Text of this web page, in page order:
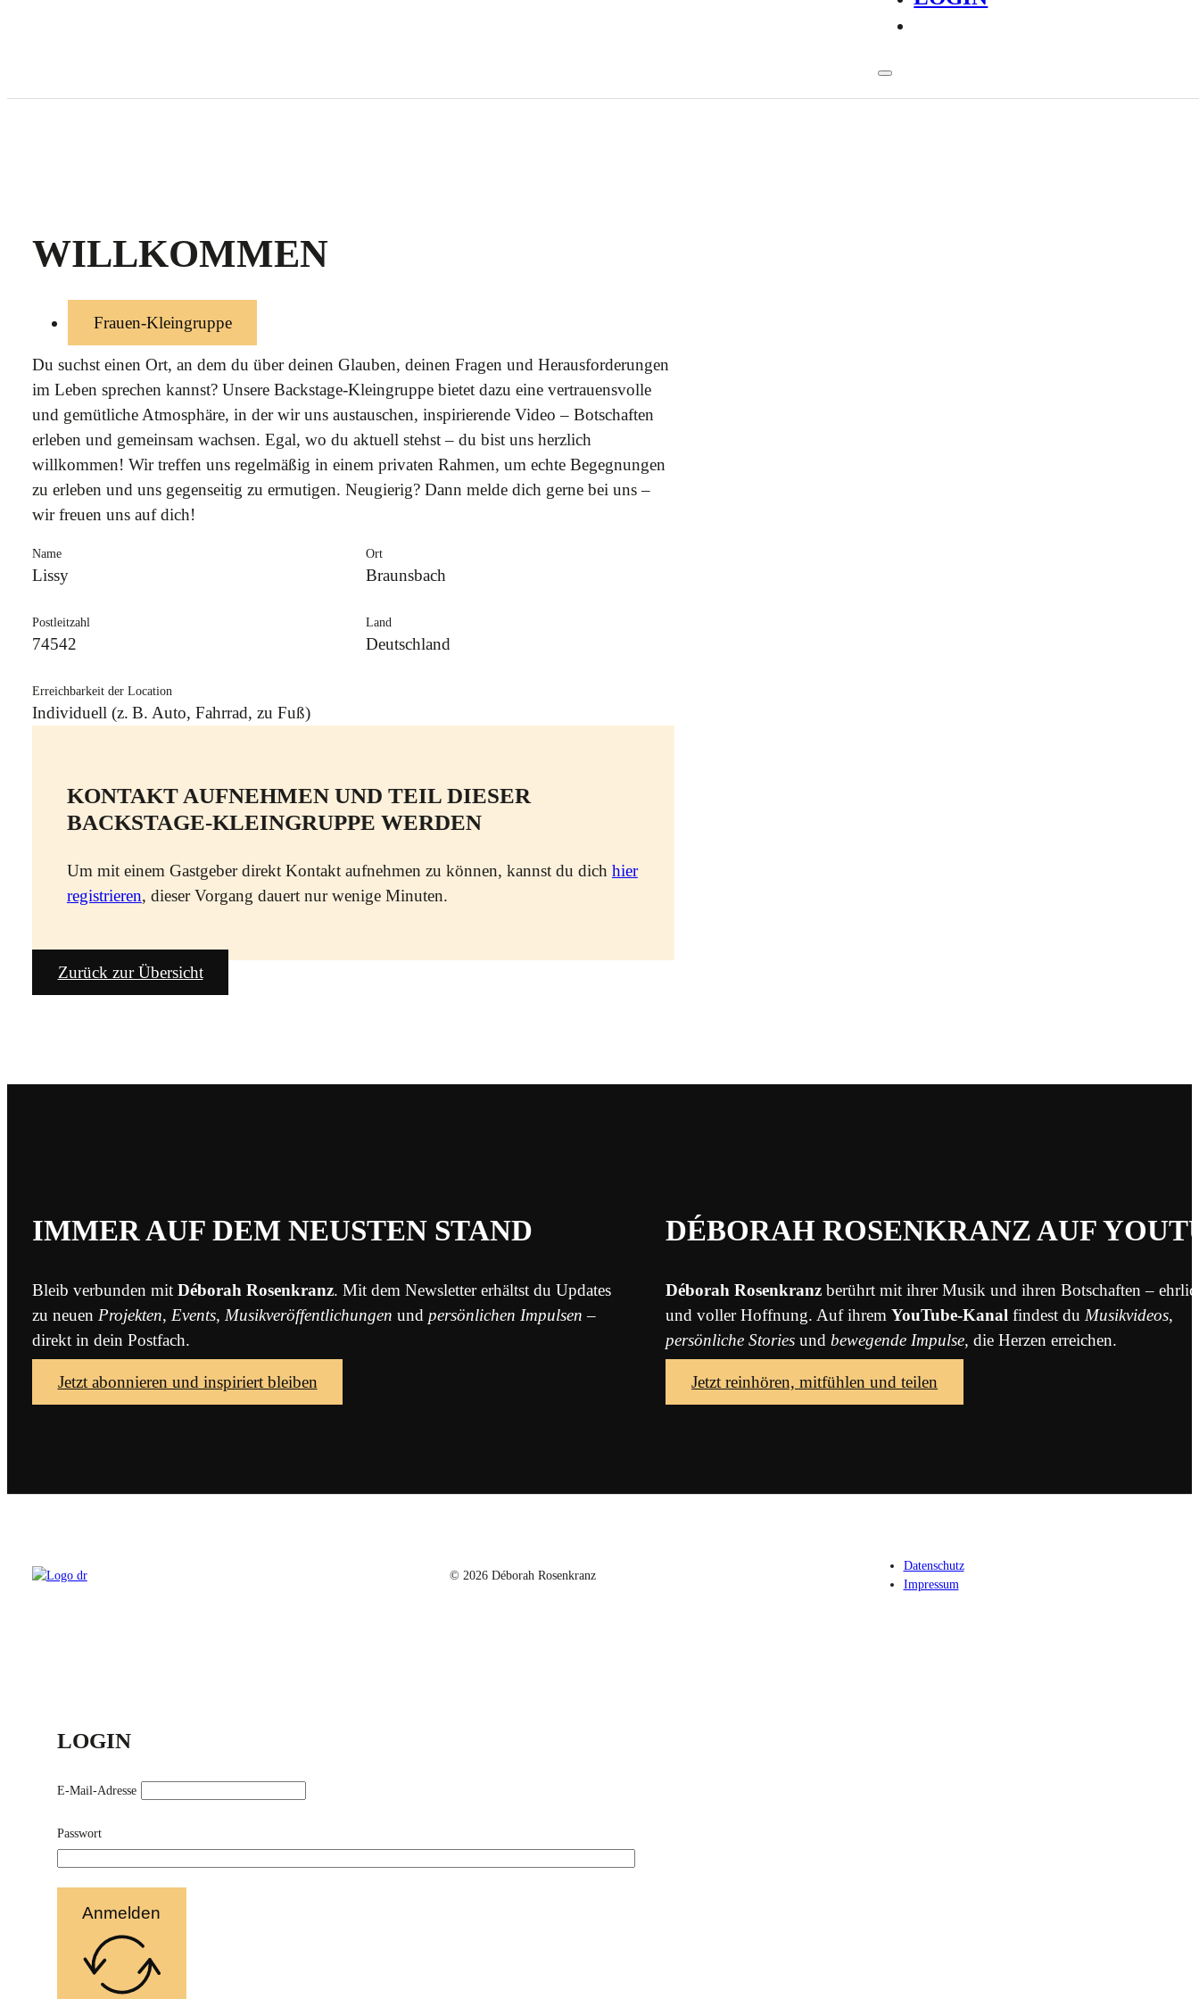
WILLKOMMEN
Frauen-Kleingruppe
Du suchst einen Ort, an dem du über deinen Glauben, deinen Fragen und Herausforderungen
im Leben sprechen kannst? Unsere Backstage-Kleingruppe bietet dazu eine vertrauensvolle
und gemütliche Atmosphäre, in der wir uns austauschen, inspirierende Video – Botschaften
erleben und gemeinsam wachsen. Egal, wo du aktuell stehst – du bist uns herzlich
willkommen! Wir treffen uns regelmäßig in einem privaten Rahmen, um echte Begegnungen
zu erleben und uns gegenseitig zu ermutigen. Neugierig? Dann melde dich gerne bei uns –
wir freuen uns auf dich!
Name
Lissy
Ort
Braunsbach
Postleitzahl
74542
Land
Deutschland
Erreichbarkeit der Location
Individuell (z. B. Auto, Fahrrad, zu Fuß)
KONTAKT AUFNEHMEN UND TEIL DIESER
BACKSTAGE-KLEINGRUPPE WERDEN
Um mit einem Gastgeber direkt Kontakt aufnehmen zu können, kannst du dich hier
registrieren, dieser Vorgang dauert nur wenige Minuten.
Zurück zur Übersicht
IMMER AUF DEM NEUSTEN STAND
Bleib verbunden mit Déborah Rosenkranz. Mit dem Newsletter erhältst du Updates
zu neuen Projekten, Events, Musikveröffentlichungen und persönlichen Impulsen –
direkt in dein Postfach.
Jetzt abonnieren und inspiriert bleiben
DÉBORAH ROSENKRANZ AUF
Déborah Rosenkranz berührt mit ihrer Musik und ihren Botschaften –
und voller Hoffnung. Auf ihremYouTube-Kanal findest du Musikvideos,
persönliche Stories undbewegende Impulse, die Herzen erreichen.
Jetzt reinhören, mitfühlen und teilen
© 2026 Déborah Rosenkranz
Datenschutz
Impressum
LOGIN
E-Mail-Adresse
Passwort
Anmelden